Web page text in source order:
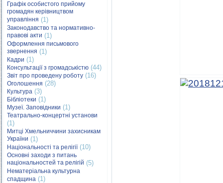
Графік особистого прийому
громадян керівництвом
управління (1)
Законодавство та нормативно-
правові акти (1)
Оформлення письмового
звернення (1)
Кадри (1)
Консультації з громадськістю (44)
Звіт про проведену роботу (16)
Оголошення (28)
Культура (3)
Бібліотеки (1)
Музеї. Заповідники (1)
Театрально-концертні установи
(1)
Митці Хмельниччини захисникам
України (1)
Національності та релігії(10)
Основні заходи з питань
національностей та релігій (5)
Нематеріальна культурна
спадщина (1)